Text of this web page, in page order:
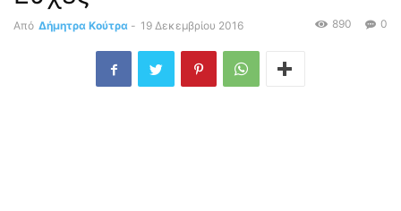
Από Δήμητρα Κούτρα - 19 Δεκεμβρίου 2016 0
890